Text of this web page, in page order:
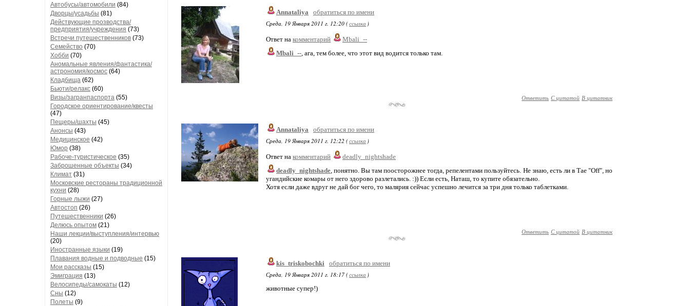
Автобусы/автомобили (84)
Дворцы/усадьбы (81)
Действующие прозводства/
предприятия/учреждения (73)
Встречи путешественников (73)
Семейство (70)
Хобби (70)
Аномальные явления/фантастика/
астрономия/космос (64)
Кладбища (62)
Бьюти/релакс (60)
Визы/загранпаспорта (55)
Городское ориентирование/квесты
(47)
Пещеры/шахты (45)
Анонсы (43)
Медицинское (42)
Юмор (38)
Рабоче-туристическое (35)
Заброшенные объекты (34)
Климат (31)
Московские рестораны традиционной
кухни (28)
Горные лыжи (27)
Автостоп (26)
Путешественники (26)
Делюсь опытом (21)
Наши лекции/выступления/интервью
(20)
Иностранные языки (19)
Плавания водные и подводные (15)
Мои рассказы (15)
Эмиграция (13)
Велосипеды/самокаты (12)
Сны (12)
Полеты (9)
Annataliya
обратиться по имени
Среда, 19 Января 2011 г. 12:20 (ссылка )
Ответ на комментарий
Mbali_--
Mbali_--, ага, тем более, что этот вид водится только там.
Ответить С цитатой В цитатник
Annataliya
обратиться по имени
Среда, 19 Января 2011 г. 12:22 (ссылка )
Ответ на комментарий
deadly_nightshade
deadly_nightshade, понятно. Вы там поосторожнее тогда, репелентами пользуйтесь. Не знаю, есть ли в Тае "Off", но
угандийские комары от него здорово разлетались. :)) Если есть, Наташ, то купите обязательно.
Хотя если даже вдруг не дай бог чего, то малярия сейчас успешно лечится за три дня только таблетками.
Ответить С цитатой В цитатник
kis_triskobochki обратиться по имени
Среда, 19 Января 2011 г. 18:17 (ссылка )
животные супер!)